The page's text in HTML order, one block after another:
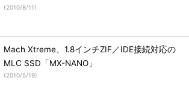
(2010/8/11)
Mach Xtreme、1.8インチZIF／IDE接続対応の
MLC SSD「MX-NANO」
(2010/5/19)